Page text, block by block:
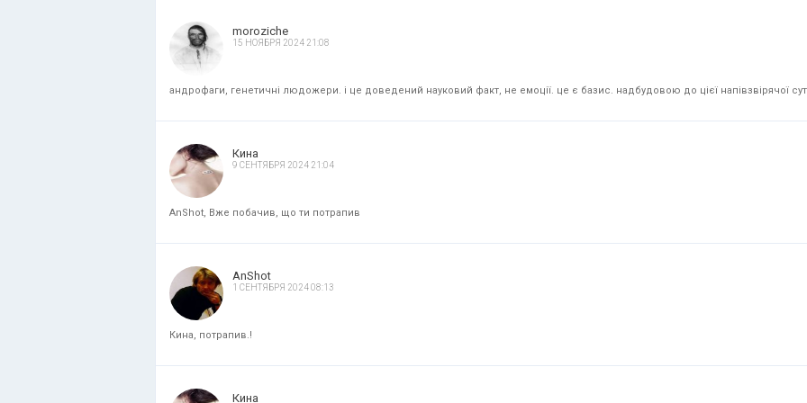
moroziche
15 НОЯБРЯ 2024 21:08
андрофаги, генетичні людожери. і це доведений науковий факт, не емоції. це є базис. надбудовою до цієї напівзвірячої
Кина
9 СЕНТЯБРЯ 2024 21:04
AnShot, Вже побачив, що ти потрапив
AnShot
1 СЕНТЯБРЯ 2024 08:13
Кина, потрапив.!
Кина